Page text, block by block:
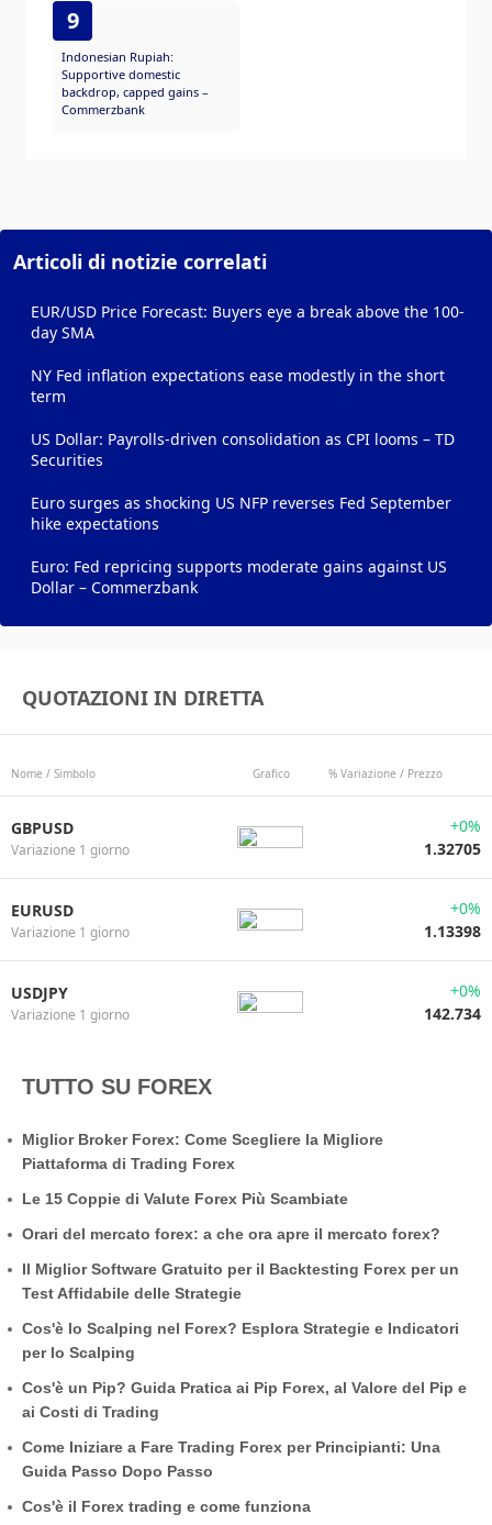
9
Indonesian Rupiah:
Supportive domestic
backdrop, capped gains –
Commerzbank
Articoli di notizie correlati
EUR/USD Price Forecast: Buyers eye a break above the 100-
day SMA
NY Fed inflation expectations ease modestly in the short
term
US Dollar: Payrolls-driven consolidation as CPI looms – TD
Securities
Euro surges as shocking US NFP reverses Fed September
hike expectations
Euro: Fed repricing supports moderate gains against US
Dollar – Commerzbank
QUOTAZIONI IN DIRETTA
Nome / Simbolo Grafico % Variazione / Prezzo
GBPUSD
Variazione 1 giorno
+0%
1.32705
EURUSD
Variazione 1 giorno
+0%
1.13398
USDJPY
Variazione 1 giorno
+0%
142.734
TUTTO SU FOREX
Miglior Broker Forex: Come Scegliere la Migliore
Piattaforma di Trading Forex
Le 15 Coppie di Valute Forex Più Scambiate
Orari del mercato forex: a che ora apre il mercato forex?
Il Miglior Software Gratuito per il Backtesting Forex per un
Test Affidabile delle Strategie
Cos'è lo Scalping nel Forex? Esplora Strategie e Indicatori
per lo Scalping
Cos'è un Pip? Guida Pratica ai Pip Forex, al Valore del Pip e
ai Costi di Trading
Come Iniziare a Fare Trading Forex per Principianti: Una
Guida Passo Dopo Passo
Cos'è il Forex trading e come funziona